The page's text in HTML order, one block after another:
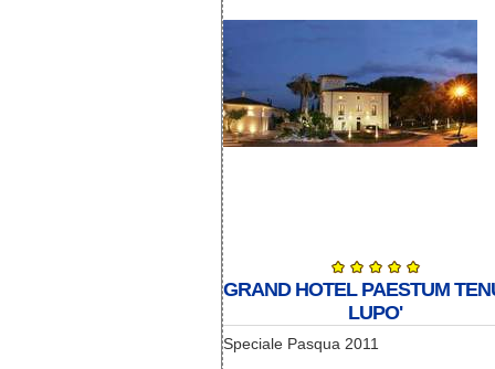
GRAND HOTEL PAESTUM
LUPO'
Speciale Pasqua 2011